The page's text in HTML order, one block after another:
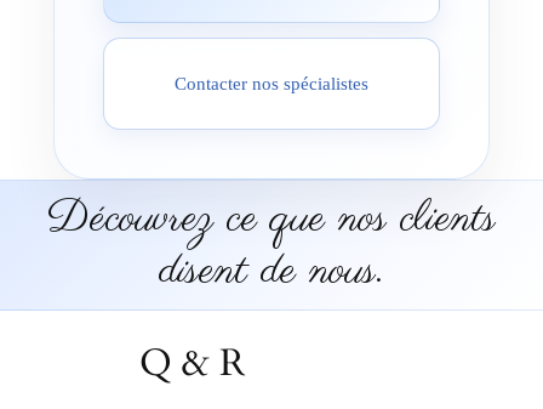
Contacter nos spécialistes
Découvrez ce que nos clients
disent de nous.
Q & R